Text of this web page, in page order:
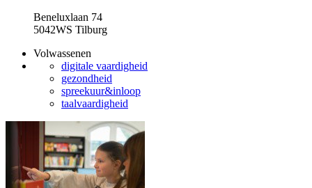
Beneluxlaan 74
5042WS Tilburg
Volwassenen
digitale vaardigheid
gezondheid
spreekuur&inloop
taalvaardigheid